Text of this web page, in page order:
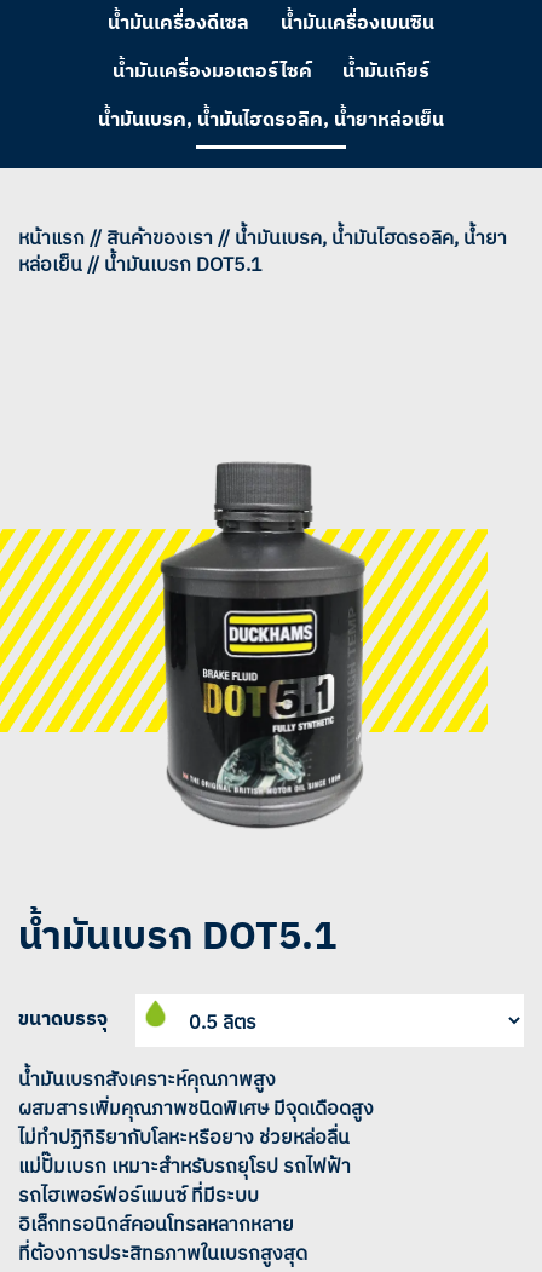
น้ำมันเครื่องดีเซล
น้ำมันเครื่องเบนซิน
น้ำมันเครื่องมอเตอร์ไซค์
น้ำมันเกียร์
น้ำมันเบรค, น้ำมันไฮดรอลิค, น้ำยาหล่อเย็น
หน้าแรก // สินค้าของเรา // น้ำมันเบรค, น้ำมันไฮดรอลิค, น้ำยา
หล่อเย็น // น้ำมันเบรก DOT5.1
น้ำมันเบรก DOT5.1
ขนาดบรรจุ
น้ำมันเบรกสังเคราะห์คุณภาพสูง
ผสมสารเพิ่มคุณภาพชนิดพิเศษ มีจุดเดือดสูง
ไม่ทำปฏิกิริยากับโลหะหรือยาง ช่วยหล่อลื่น
แม่ปั๊มเบรก เหมาะสำหรับรถยุโรป รถไฟฟ้า
รถไฮเพอร์ฟอร์แมนซ์ ที่มีระบบ
อิเล็กทรอนิกส์คอนโทรลหลากหลาย
ที่ต้องการประสิทธภาพในเบรกสูงสุด